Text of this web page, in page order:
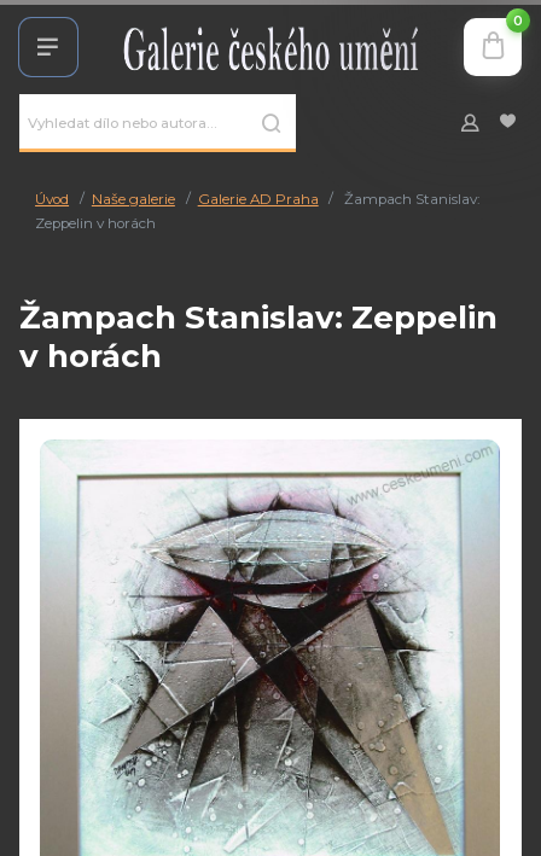
0
Úvod Naše galerie Galerie AD Praha
Žampach Stanislav:
Zeppelin v horách
Žampach Stanislav: Zeppelin
v horách